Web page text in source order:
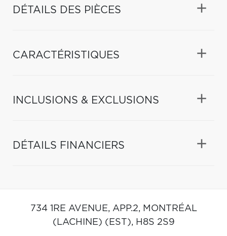
DÉTAILS DES PIÈCES
CARACTÉRISTIQUES
INCLUSIONS & EXCLUSIONS
DÉTAILS FINANCIERS
734 1RE AVENUE, APP.2, MONTRÉAL
(LACHINE) (EST), H8S 2S9